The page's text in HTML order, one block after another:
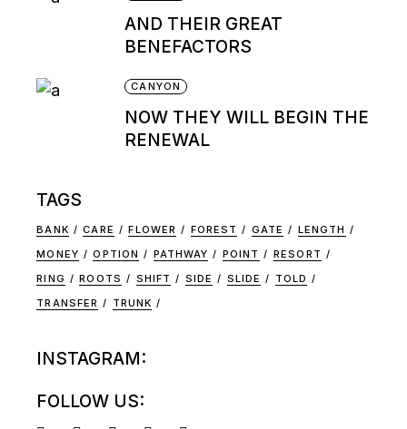
AND THEIR GREAT
BENEFACTORS
CANYON
NOW THEY WILL BEGIN THE
RENEWAL
TAGS
BANK CARE FLOWER FOREST GATE
LENGTH
MONEY
OPTION PATHWAY POINT
RESORT
RING
ROOTS SHIFT SIDE SLIDE
TOLD
TRANSFER
TRUNK
INSTAGRAM:
FOLLOW US: